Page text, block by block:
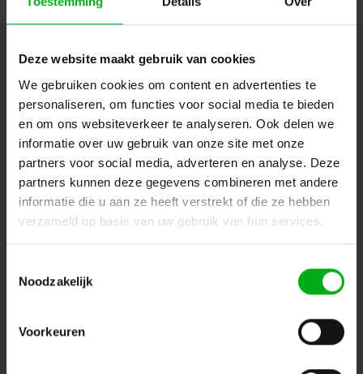
Deze website maakt gebruik van cookies
We gebruiken cookies om content en advertenties te
personaliseren, om functies voor social media te bieden
en om ons websiteverkeer te analyseren. Ook delen we
informatie over uw gebruik van onze site met onze
partners voor social media, adverteren en analyse. Deze
partners kunnen deze gegevens combineren met andere
informatie die u aan ze heeft verstrekt of die ze hebben
verzameld op basis van uw gebruik van hun services.
Noodzakelijk
Voorkeuren
Contact
Nieuwsbrief
Ontvang de laatste updates, nieuws en aanbiedingen via email
Volg ons
Klantenservice